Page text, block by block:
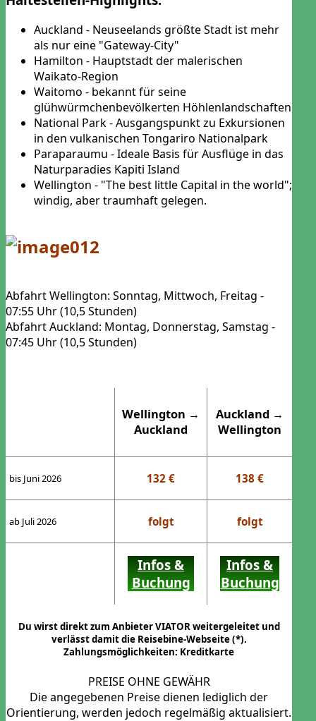
Auckland - Neuseelands größte Stadt ist mehr
als nur eine "Gateway-City"
Hamilton - Hauptstadt der malerischen
Waikato-Region
Waitomo - bekannt für seine
glühwürmchenbevölkerten Höhlenlandschaften
National Park - Ausgangspunkt zu Exkursionen
in den vulkanischen Tongariro Nationalpark
Paraparaumu - Ideale Basis für Ausflüge in das
Naturparadies Kapiti Island
Wellington - "The best little Capital in the world";
windig, aber traumhaft gelegen.
Abfahrt Wellington: Sonntag, Mittwoch, Freitag -
07:55 Uhr (10,5 Stunden)
Abfahrt Auckland: Montag, Donnerstag, Samstag -
07:45 Uhr (10,5 Stunden)
Wellington →
Auckland
Auckland →
Wellington
bis Juni 2026 132 € 138 €
ab Juli 2026 folgt folgt
Infos &
Buchung
Infos &
Buchung
Du wirst direkt zum Anbieter VIATOR weitergeleitet und
verlässt damit die Reisebine-Webseite (*).
Zahlungsmöglichkeiten: Kreditkarte
PREISE OHNE GEWÄHR
Die angegebenen Preise dienen lediglich der
Orientierung, werden jedoch regelmäßig aktualisiert.